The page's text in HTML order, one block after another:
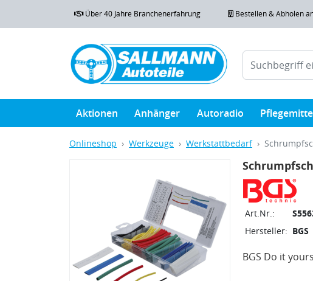
Über 40 Jahre Branchenerfahrung Bestellen & Abholen
Aktionen Anhänger Autoradio
Onlineshop Werkzeuge Werkstattbedarf
Art.Nr.:
Hersteller: BGS
BGS Do it